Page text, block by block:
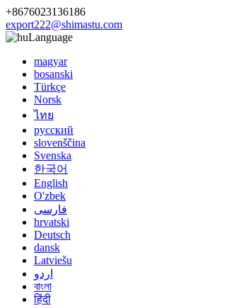
+8676023136186
export222@shimastu.com
Language
magyar
bosanski
Türkçe
Norsk
ไทย
русский
slovenščina
Svenska
한국어
English
O'zbek
فارسی
hrvatski
Deutsch
dansk
Latviešu
اردو
বাংলা
हिंदी